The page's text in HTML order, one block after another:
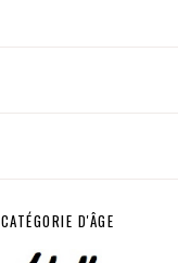
CATÉGORIE D'ÂGE